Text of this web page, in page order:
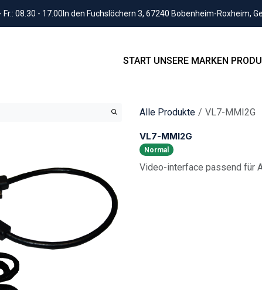
08.30 - 17.00 In den Fuchslöchern 3, 67240 Bobenheim-Roxheim,
START UNSERE MARKEN
Alle Produkte VL7-MMI2G
VL7-MMI2G
Normal
Video-interface passend für